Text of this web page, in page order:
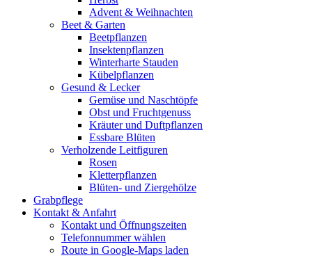
Advent & Weihnachten
Beet & Garten
Beetpflanzen
Insektenpflanzen
Winterharte Stauden
Kübelpflanzen
Gesund & Lecker
Gemüse und Naschtöpfe
Obst und Fruchtgenuss
Kräuter und Duftpflanzen
Essbare Blüten
Verholzende Leitfiguren
Rosen
Kletterpflanzen
Blüten- und Ziergehölze
Grabpflege
Kontakt & Anfahrt
Kontakt und Öffnungszeiten
Telefonnummer wählen
Route in Google-Maps laden